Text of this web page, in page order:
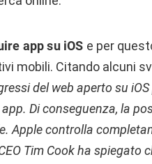
app su iOS e per
mobili. Citando alcuni
del web aperto su iOS
Di conseguenza, la
Apple controlla
Tim Cook ha spiegato